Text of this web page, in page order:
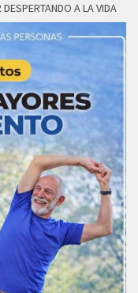
A LA VIDA